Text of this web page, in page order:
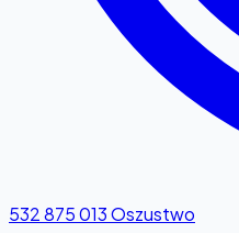
532 875 013Oszustwo